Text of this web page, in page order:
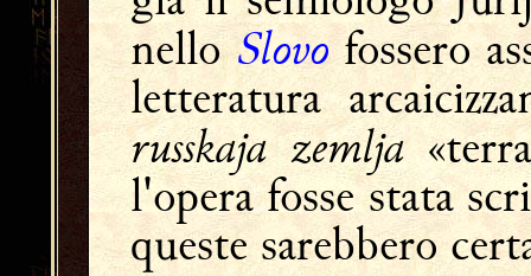
nelloSlovofossero
letteratura
russkaja zemlja
l'opera fosse stata
queste sarebbero